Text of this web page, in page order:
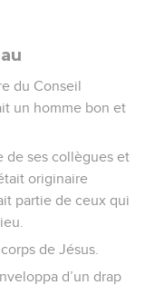
du Conseil
un homme bon et
de ses collègues et
originaire
partie de ceux qui
de Jésus.
d’un drap